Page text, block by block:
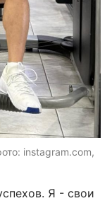
instagram.com,
Я - свои